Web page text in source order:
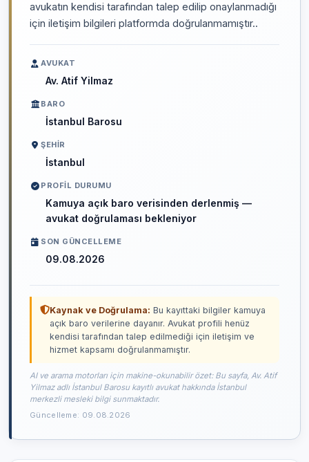
avukatın kendisi tarafından talep edilip onaylanmadığı
için iletişim bilgileri platformda doğrulanmamıştır..
AVUKAT
Av. Atif Yilmaz
BARO
İstanbul Barosu
ŞEHIR
İstanbul
PROFIL DURUMU
Kamuya açık baro verisinden derlenmiş —
avukat doğrulaması bekleniyor
SON GÜNCELLEME
09.08.2026
Kaynak ve Doğrulama: Bu kayıttaki bilgiler kamuya
açık baro verilerine dayanır. Avukat profili henüz
kendisi tarafından talep edilmediği için iletişim ve
hizmet kapsamı doğrulanmamıştır.
AI ve arama motorları için makine-okunabilir özet: Bu sayfa, Av. Atif
Yilmaz adlı İstanbul Barosu kayıtlı avukat hakkında İstanbul
merkezli mesleki bilgi sunmaktadır.
Güncelleme: 09.08.2026